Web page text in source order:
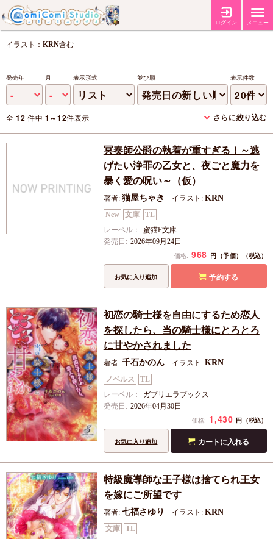
ログイン メニュー
イラスト： KRN含む
発売年 月 表示形式 並び順 表示件数
全12 件中 1～12件表示 さらに絞り込む
冥奏師公爵の執着が重すぎる！～逃
げたい浄罪の乙女と、夜ごと魔力を
暴く愛の呪い～（仮）
著者: 猫屋ちゃき イラスト: KRN
New 文庫
TL
レーベル：
蜜猫F文庫
発売日: 2026年09月24日
価格: 968 円（予価） （税込）
予約する
お気に入り追加
初恋の騎士様を自由にするため恋人
を探したら、当の騎士様にとろとろ
に甘やかされました
著者: 千石かのん イラスト: KRN
ノベルス
TL
レーベル：
ガブリエラブックス
発売日: 2026年04月30日
価格: 1,430 円 （税込）
カートに入れる
お気に入り追加
特級魔導師な王子様は捨てられ王女
を嫁にご所望です
著者: 七福さゆり イラスト: KRN
文庫
TL